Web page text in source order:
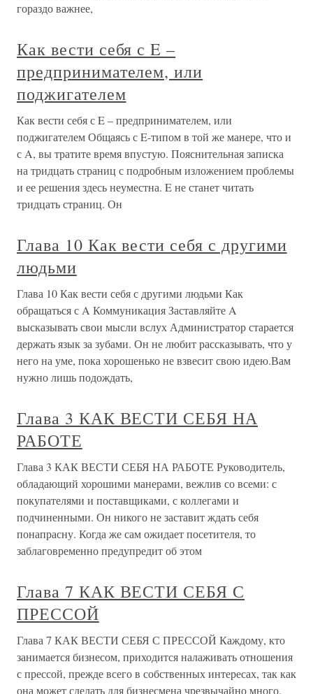
гораздо важнее,
Как вести себя с E –
предпринимателем, или
поджигателем
Как вести себя с E – предпринимателем, или
поджигателем Общаясь с E-типом в той же манере, что и
с A, вы тратите время впустую. Пояснительная записка
на тридцать страниц с подробным изложением проблемы
и ее решения здесь неуместна. E не станет читать
тридцать страниц. Он
Глава 10 Как вести себя с другими
людьми
Глава 10 Как вести себя с другими людьми Как
обращаться с A Коммуникация Заставляйте A
высказывать свои мысли вслух Администратор старается
держать язык за зубами. Он не любит рассказывать, что у
него на уме, пока хорошенько не взвесит свою идею.Вам
нужно лишь подождать,
Глава 3 КАК ВЕСТИ СЕБЯ НА
РАБОТЕ
Глава 3 КАК ВЕСТИ СЕБЯ НА РАБОТЕ Руководитель,
обладающий хорошими манерами, вежлив со всеми: с
покупателями и поставщиками, с коллегами и
подчиненными. Он никого не заставит ждать себя
понапрасну. Когда же сам ожидает посетителя, то
заблаговременно предупредит об этом
Глава 7 КАК ВЕСТИ СЕБЯ С
ПРЕССОЙ
Глава 7 КАК ВЕСТИ СЕБЯ С ПРЕССОЙ Каждому, кто
занимается бизнесом, приходится налаживать отношения
с прессой, прежде всего в собственных интересах, так как
она может сделать для бизнесмена чрезвычайно много.